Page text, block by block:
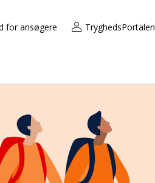
for ansøgere TryghedsPortalen